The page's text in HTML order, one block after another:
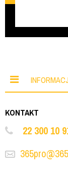
KONTAKT
22 300 10